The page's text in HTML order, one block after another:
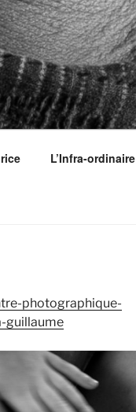
L’Infra-ordinaire
photographique-
guillaume